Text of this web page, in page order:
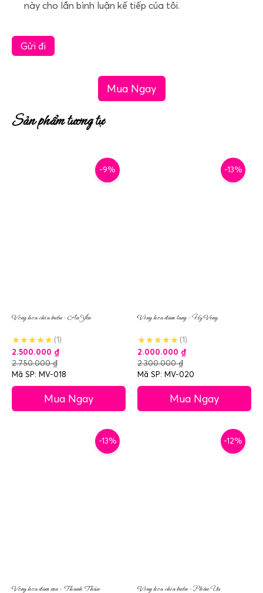
này cho lần bình luận kế tiếp của tôi.
Mua Ngay
Sản phẩm tương tự
-9%
Vòng hoa chia buồn – An Yên
(1)
2.500.000 ₫
2.750.000₫
Mã SP: MV-018
Mua Ngay
-13%
Vòng hoa đám tang – Hy Vọng
(1)
2.000.000 ₫
2.300.000₫
Mã SP: MV-020
Mua Ngay
-13%
Vòng hoa đám ma – Thanh Thản
-12%
Vòng hoa chia buồn – Phân Ưu